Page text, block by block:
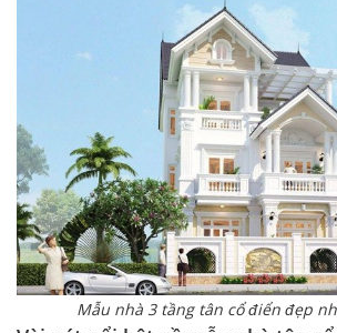
Mẫu nhà 3 tầng tân cổ điển đẹp